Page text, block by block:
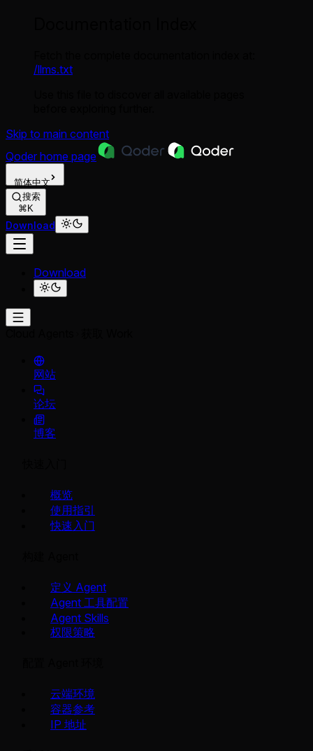
/llms.txt
Skip to main content
Qoder home page
简体中文
搜索
⌘K
Download
Download
网站
论坛
博客
概览
使用指引
快速入门
定义 Agent
Agent 工具配置
Agent Skills
权限策略
云端环境
容器参考
IP 地址